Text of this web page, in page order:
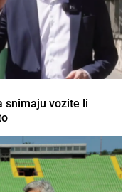
snimaju vozite li